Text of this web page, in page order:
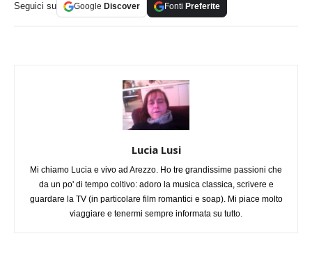
Seguici su Google Discover Fonti Preferite
Lucia Lusi
Mi chiamo Lucia e vivo ad Arezzo. Ho tre grandissime passioni che
da un po' di tempo coltivo: adoro la musica classica, scrivere e
guardare la TV (in particolare film romantici e soap). Mi piace molto
viaggiare e tenermi sempre informata su tutto.